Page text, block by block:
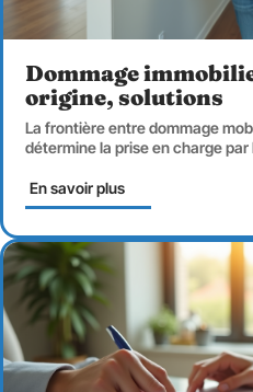
Dommage
origine, solutions
La frontière entre dommage
détermine la prise en charge
En savoir plus